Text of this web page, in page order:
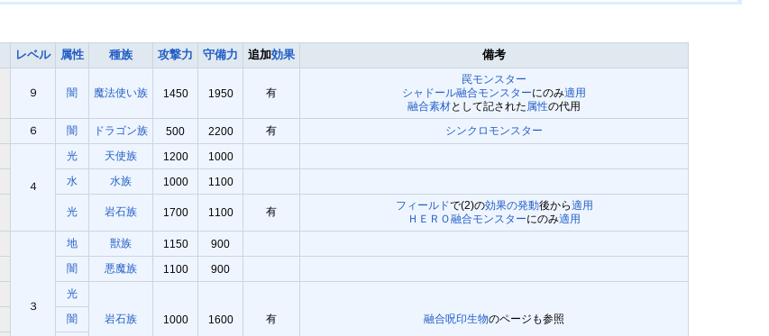
レベル 属性 種族 攻撃力 守備力 追加効果 備考
９ 闇 魔法使い族 1450 1950 有
罠モンスター
シャドール融合モンスターにのみ適用
融合素材として記された 属性の代用
６ 闇 ドラゴン族 500 2200 有 シンクロモンスター
４
光 天使族 1200 1000
水 水族 1000 1100
光 岩石族 1700 1100 有
フィールドで(2)の効果の発動後から適用
ＨＥＲＯ融合モンスターにのみ適用
３
地 獣族 1150 900
闇 悪魔族 1100 900
光
岩石族 1000 1600 有 融合呪印生物のページも参照
闇